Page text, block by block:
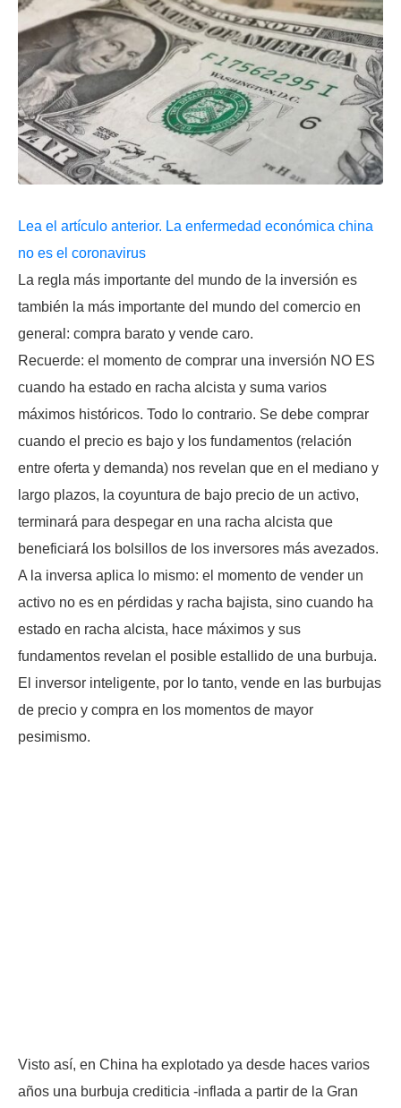
Lea el artículo anterior. La enfermedad económica china
no es el coronavirus
La regla más importante del mundo de la inversión es
también la más importante del mundo del comercio en
general: compra barato y vende caro.
Recuerde: el momento de comprar una inversión NO ES
cuando ha estado en racha alcista y suma varios
máximos históricos. Todo lo contrario. Se debe comprar
cuando el precio es bajo y los fundamentos (relación
entre oferta y demanda) nos revelan que en el mediano y
largo plazos, la coyuntura de bajo precio de un activo,
terminará para despegar en una racha alcista que
beneficiará los bolsillos de los inversores más avezados.
A la inversa aplica lo mismo: el momento de vender un
activo no es en pérdidas y racha bajista, sino cuando ha
estado en racha alcista, hace máximos y sus
fundamentos revelan el posible estallido de una burbuja.
El inversor inteligente, por lo tanto, vende en las burbujas
de precio y compra en los momentos de mayor
pesimismo.
Visto así, en China ha explotado ya desde haces varios
años una burbuja crediticia -inflada a partir de la Gran